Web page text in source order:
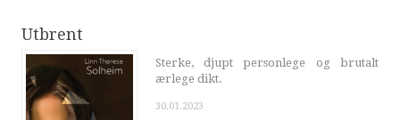
Utbrent
Sterke, djupt personlege og brutalt
ærlege dikt.
30.01.2023